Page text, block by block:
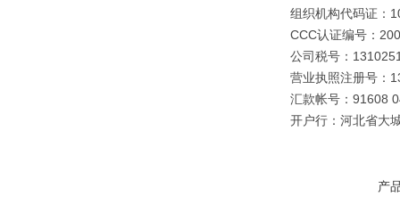
组织机构代码证：
CCC认证编号：
公司税号：
营业执照注册号：
汇款帐号：91608
开户行：河北省大
产